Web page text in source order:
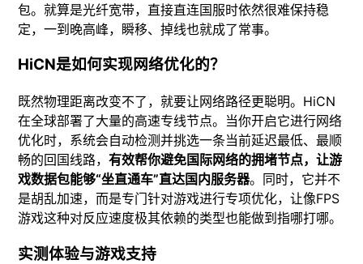
包。就算是光纤宽带，直接直连国服时依然很难保持稳
定，一到晚高峰，瞬移、掉线也就成了常事。
HiCN是如何实现网络优化的？
既然物理距离改变不了，就要让网络路径更聪明。HiCN
在全球部署了大量的高速专线节点。当你开启它进行网络
优化时，系统会自动检测并挑选一条当前延迟最低、最顺
畅的回国线路，有效帮你避免国际网络的拥堵节点，让游
戏数据包能够“坐直通车”直达国内服务器。同时，它并不
是胡乱加速，而是专门针对游戏进行专项优化，让像FPS
游戏这种对反应速度极其依赖的类型也能做到指哪打哪。
实测体验与游戏支持